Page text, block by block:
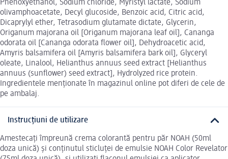
Phenoxyethanol, Sodium chloride, Myristyl lactate, Sodium
olivamphoacetate, Decyl glucoside, Benzoic acid, Citric acid,
Dicaprylyl ether, Tetrasodium glutamate dictate, Glycerin,
Origanum majorana oil [Origanum majorana leaf oil], Cananga
odorata oil [Cananga odorata flower oil], Dehydroacetic acid,
Amyris balsamifera oil [Amyris balsamifera bark oil], Glyceryl
oleate, Linalool, Helianthus annuus seed extract [Helianthus
annuus (sunflower) seed extract], Hydrolyzed rice protein.
Ingredientele menționate în magazinul online pot diferi de cele de
pe ambalaj.
Instrucțiuni de utilizare
Amestecați împreună crema colorantă pentru păr NOAH (50ml
doza unică) și conținutul sticluței de emulsie NOAH Color Revelator